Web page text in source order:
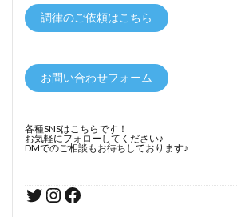
調律のご依頼はこちら
お問い合わせフォーム
各種SNSはこちらです！
お気軽にフォローしてください♪
DMでのご相談もお待ちしております♪